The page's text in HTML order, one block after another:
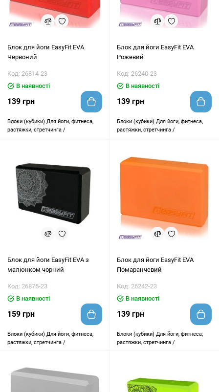
Блок для йоги EasyFit EVA
Червоний
Код: 26814-23
В наявності
139 грн
Блоки (кубики) Для йоги, фитнеса,
растяжки, стретчинга /
Блок для йоги EasyFit EVA
Рожевий
Код: 26240-23
В наявності
139 грн
Блоки (кубики) Для йоги, фитнеса,
растяжки, стретчинга /
Блок для йоги EasyFit EVA з
малюнком чорний
Код: 26875-23
В наявності
159 грн
Блоки (кубики) Для йоги, фитнеса,
растяжки, стретчинга /
Блок для йоги EasyFit EVA
Помаранчевий
Код: 26242-23
В наявності
139 грн
Блоки (кубики) Для йоги, фитнеса,
растяжки, стретчинга /